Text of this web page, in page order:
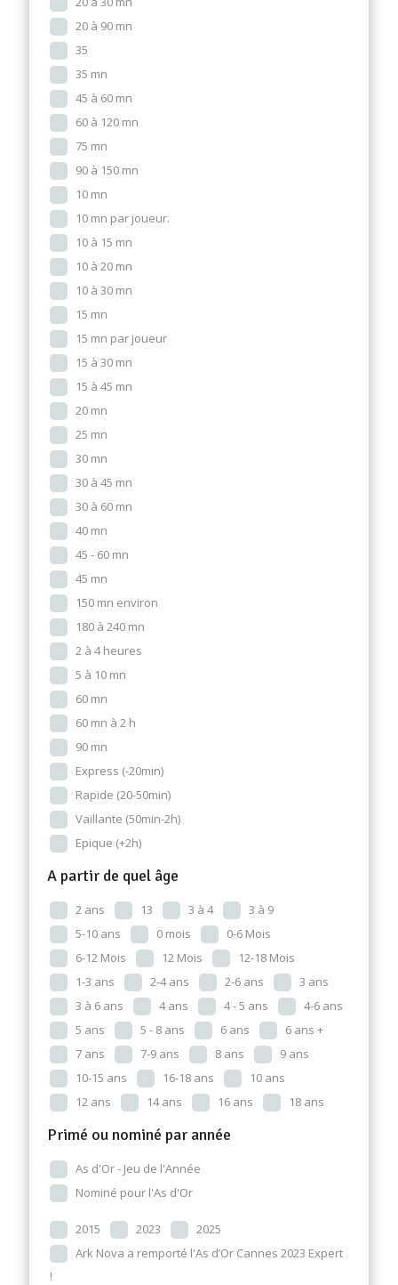
20 à 90 mn
35
35 mn
45 à 60 mn
60 à 120 mn
75 mn
90 à 150 mn
10 mn
10 mn par joueur.
10 à 15 mn
10 à 20 mn
10 à 30 mn
15 mn
15 mn par joueur
15 à 30 mn
15 à 45 mn
20 mn
25 mn
30 mn
30 à 45 mn
30 à 60 mn
40 mn
45 - 60 mn
45 mn
150 mn environ
180 à 240 mn
2 à 4 heures
5 à 10 mn
60 mn
60 mn à 2 h
90 mn
Express (-20min)
Rapide (20-50min)
Vaillante (50min-2h)
Epique (+2h)
A partir de quel âge
2 ans 13 3 à 4
3 à 9
5-10 ans
0 mois
0-6 Mois
6-12 Mois
12 Mois
12-18 Mois
1-3 ans
2-4 ans 2-6 ans
3 ans
3 à 6 ans
4 ans 4 - 5 ans
4-6 ans
5 ans
5 - 8 ans 6 ans
6 ans +
7 ans
7-9 ans 8 ans
9 ans
10-15 ans
16-18 ans
10 ans
12 ans
14 ans 16 ans 18 ans
Primé ou nominé par année
As d'Or - Jeu de l'Année
Nominé pour l'As d'Or
2015 2023
2025
Ark Nova a remporté l'As d’Or Cannes 2023 Expert
!